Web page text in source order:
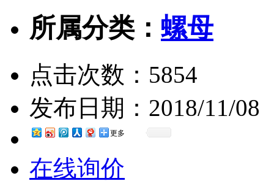
所属分类： 螺母
点击次数： 5854
发布日期： 2018/11/08
更多
在线询价